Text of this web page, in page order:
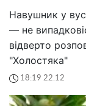
Навушник у
— не
відверто
"Холостяка"
18:19 22.12